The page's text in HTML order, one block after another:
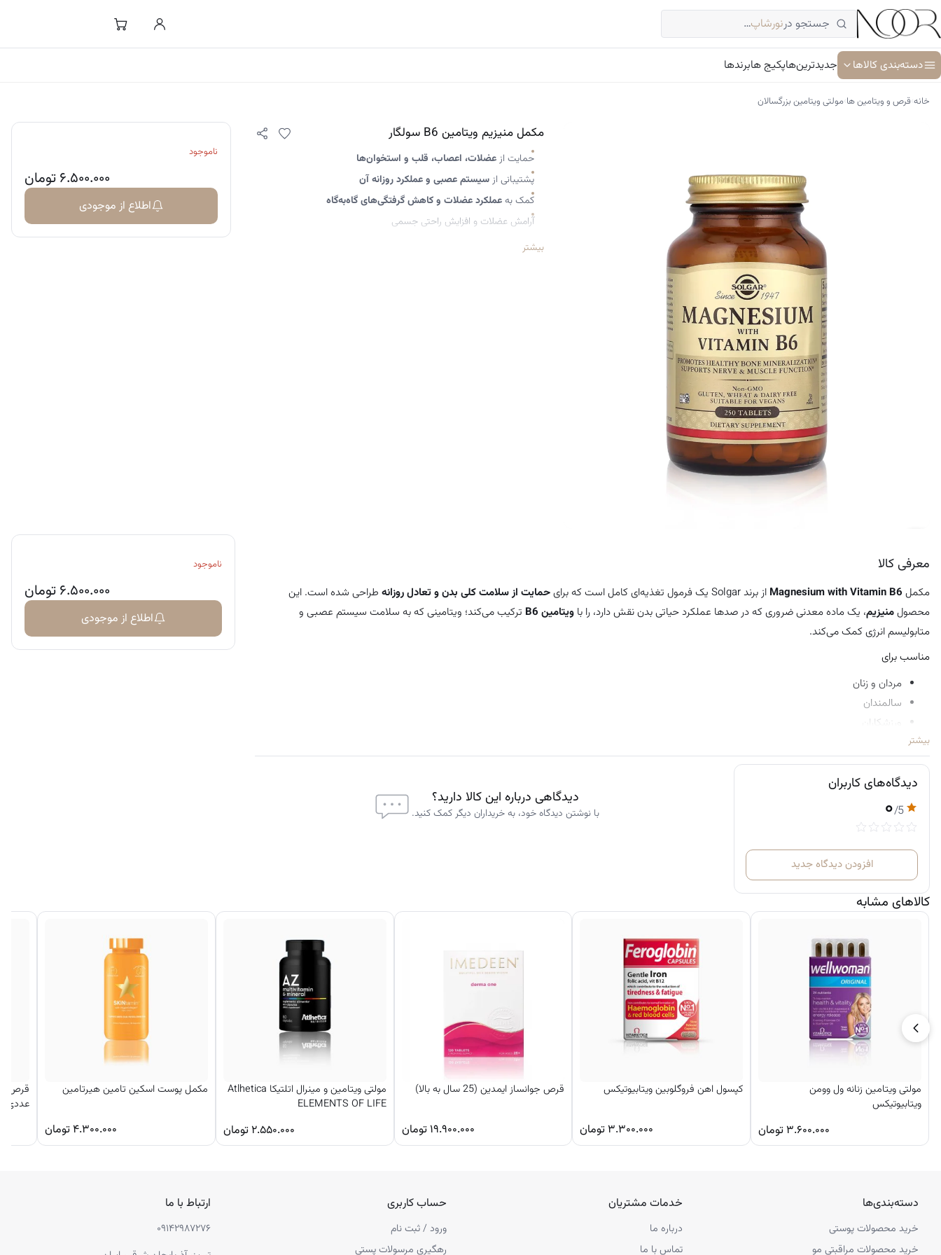
رفتن
به
محتوا
جستجو درنورشاپ…
دسته‌بندی کالاها جدیدترین‌هاپکیج هابرندها
خانه›قرص و ویتامین ها›مولتی ویتامین بزرگسالان
مکمل منیزیم ویتامین B6 سولگار
حمایت ازعضلات، اعصاب، قلب و استخوان‌ها
پشتیبانی ازسیستم عصبی و عملکرد روزانه آن
کمک بهعملکرد عضلات و کاهش گرفتگی‌های گاه‌به‌گاه
آرامش عضلات و افزایش راحتی جسمی
حمایت از سلامت قلب و عروقبیشتر
ناموجود
۶.۵۰۰.۰۰۰تومان
اطلاع از موجودی
معرفی کالا
مکمل Magnesium with Vitamin B6 از برند Solgar یک فرمول تغذیه‌ای کامل است که برای حمایت از سلامت کلی بدن و تعادل روزانه طراحی شده است. این
محصولمنیزیم، یک ماده معدنی ضروری که در صدها عملکرد حیاتی بدن نقش دارد، را با ویتامین B6
ترکیب می‌کند؛ ویتامینی که به سلامت سیستم عصبی و
متابولیسم انرژی کمک می‌کند.
مناسب برای
مردان و زنان
سالمندان
ورزشکاران
افرادی که استرس یا تنش روانی گاه‌به‌گاه دارند
افرادی که می‌خواهند
نتایج مورد انتظار
کاهش اسپاسم‌های عضلانی و گرفتگی‌ها
بهبود عملکرداعصاب و عضلات
کمک به احساس آرامش و کاهش
استرس موقت
افزایش سطح انرژی و کاهش خستگی
حمایت تدریجی از سلامت استخوان‌ها
۳ قرص
بهتر است همراه با غذا مصرف شود
یا طبق دستور پزشک
بیشتر
دیدگاه‌های کاربران
۰/5
افزودن دیدگاه جدید
دیدگاهی درباره این کالا دارید؟
با نوشتن دیدگاه خود، به خریداران دیگر کمک کنید.
ناموجود
۶.۵۰۰.۰۰۰تومان
اطلاع از موجودی
کالاهای مشابه
مولتی ویتامین زنانه ول وومن
ویتابیوتیکس
۳.۶۰۰.۰۰۰ تومان
کپسول اهن فروگلوبین ویتابیوتیکس
۳.۳۰۰.۰۰۰ تومان
قرص جوانساز ایمدین (25 سال به بالا)
۱۹.۹۰۰.۰۰۰ تومان
مولتی ویتامین و مینرال اتلتیکا Atlhetica
ELEMENTS OF LIFE
۲.۵۵۰.۰۰۰ تومان
مکمل پوست اسکین تامین هیرتامین
۴.۳۰۰.۰۰۰ تومان
عددی –
دسته‌بندی‌ها
خرید محصولات پوستی
خرید محصولات مراقبتی مو
خدمات مشتریان
درباره ما
تماس با ما
حساب کاربری
ورود / ثبت نام
رهگیری مرسولات پستی
ارتباط با ما
۰۹۱۴۲۹۸۷۲۷۶